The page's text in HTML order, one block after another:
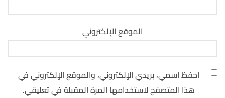
الموقع الإلكتروني
احفظ اسمي، بريدي الإلكتروني، والموقع الإلكتروني في
هذا المتصفح لاستخدامها المرة المقبلة في تعليقي.